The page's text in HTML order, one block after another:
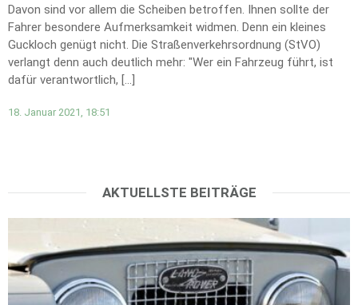
Davon sind vor allem die Scheiben betroffen. Ihnen sollte der
Fahrer besondere Aufmerksamkeit widmen. Denn ein kleines
Guckloch genügt nicht. Die Straßenverkehrsordnung (StVO)
verlangt denn auch deutlich mehr: "Wer ein Fahrzeug führt, ist
dafür verantwortlich, […]
18. Januar 2021, 18:51
AKTUELLSTE BEITRÄGE